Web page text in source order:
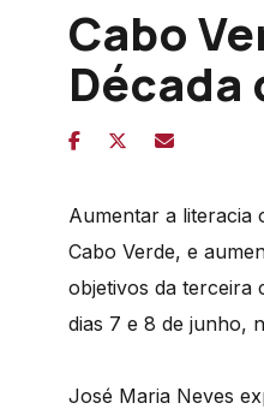
Cabo
Década
Aumentar a literacia
Cabo Verde, e
objetivos da terceira
dias 7 e 8 de junho,
José Maria Neves